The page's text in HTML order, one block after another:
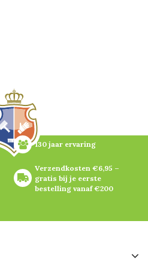
130 jaar ervaring
Verzendkosten €6,95 –
gratis bij je eerste
bestelling vanaf €200